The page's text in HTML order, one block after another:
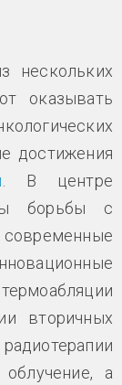
нескольких
оказывать
достижения
. В центре
борьбы с
вторичных
а